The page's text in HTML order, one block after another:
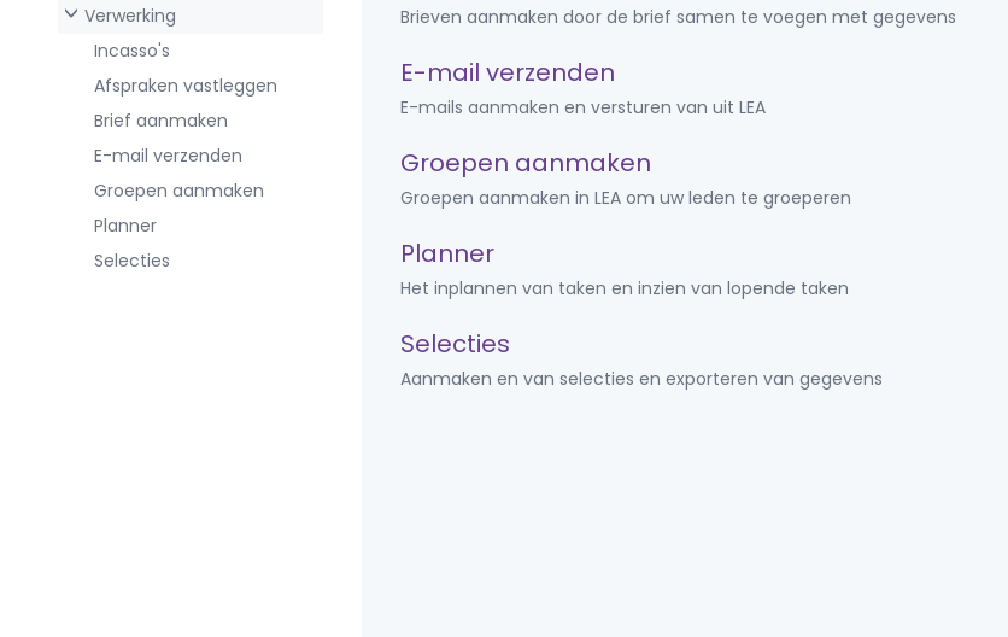
Verwerking
Incasso's
Afspraken vastleggen
Brief aanmaken
E-mail verzenden
Groepen aanmaken
Planner
Selecties
Brieven aanmaken door de brief samen te voegen met gegevens
E-mail verzenden
E-mails aanmaken en versturen van uit LEA
Groepen aanmaken
Groepen aanmaken in LEA om uw leden te groeperen
Planner
Het inplannen van taken en inzien van lopende taken
Selecties
Aanmaken en van selecties en exporteren van gegevens